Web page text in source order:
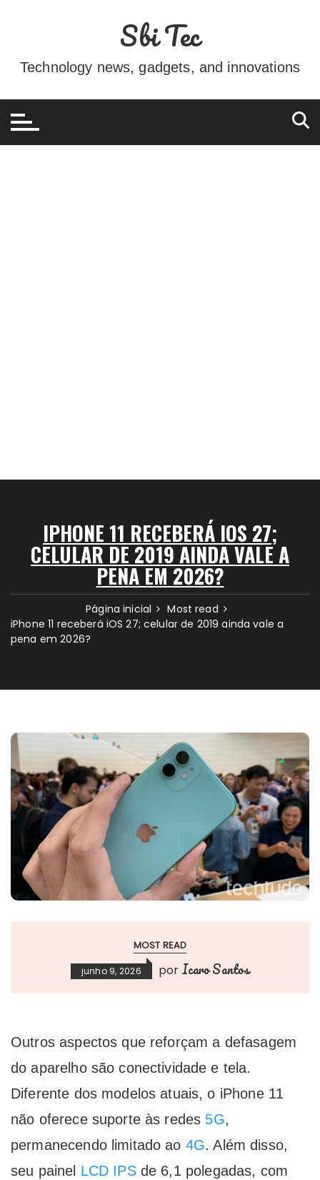
conteúdo
Sbi Tec
Technology news, gadgets, and innovations
IPHONE 11 RECEBERÁ IOS 27;
CELULAR DE 2019 AINDA VALE A
PENA EM 2026?
Página inicial
Most read
iPhone 11 receberá iOS 27; celular de 2019 ainda vale a
pena em 2026?
MOST READ
junho 9, 2026 por Icaro Santos
Outros aspectos que reforçam a defasagem
do aparelho são conectividade e tela.
Diferente dos modelos atuais, o iPhone 11
não oferece suporte às redes 5G,
permanecendo limitado ao 4G. Além disso,
seu painel LCD IPS de 6,1 polegadas, com